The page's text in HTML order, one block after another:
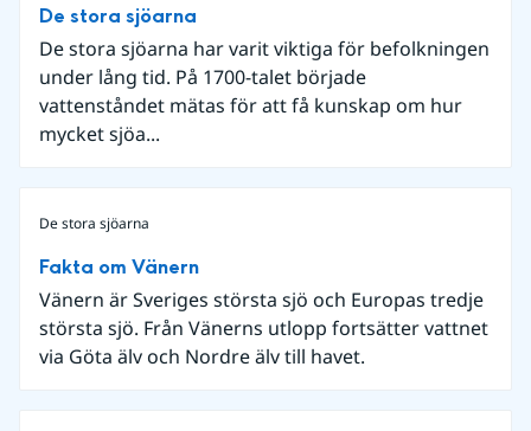
De stora sjöarna
De stora sjöarna har varit viktiga för befolkningen
under lång tid. På 1700-talet började
vattenståndet mätas för att få kunskap om hur
mycket sjöa...
De stora sjöarna
Fakta om Vänern
Vänern är Sveriges största sjö och Europas tredje
största sjö. Från Vänerns utlopp fortsätter vattnet
via Göta älv och Nordre älv till havet.